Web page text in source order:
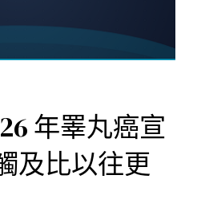
年睪丸癌宣
及比以往更